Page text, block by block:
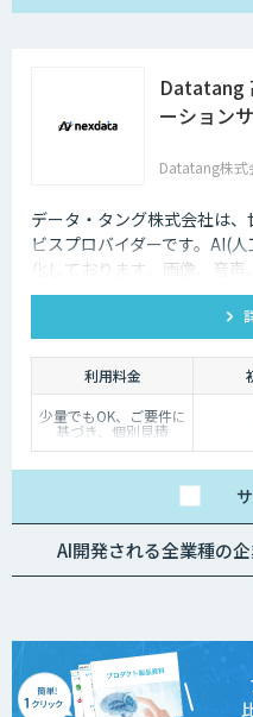
Datatang
ーション
Datatang株式
データ・タング株式会社は
ビスプロバイダーです。AI(
化しております。画像、音
のアノテーション済みデー
の収集と自動化技術を利用
しております。
利用料金
少量でもOK、ご要件に
基づき、個別見積
AI開発される全業種の